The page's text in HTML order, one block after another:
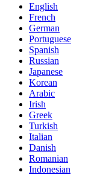
English
French
German
Portuguese
Spanish
Russian
Japanese
Korean
Arabic
Irish
Greek
Turkish
Italian
Danish
Romanian
Indonesian